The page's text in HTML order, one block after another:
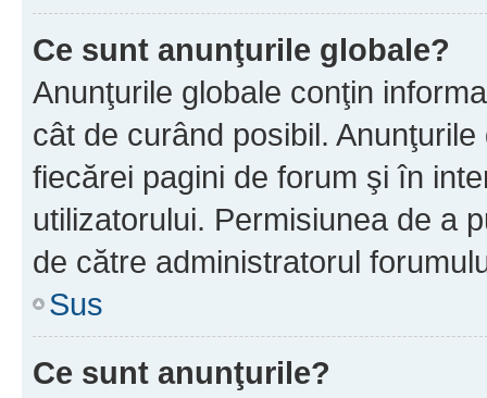
Ce sunt anunţurile globale?
Anunţurile globale conţin
cât de curând posibil.
fiecărei pagini de forum şi în
utilizatorului. Permisiunea de a
de către administratorul
Sus
Ce sunt anunţurile?